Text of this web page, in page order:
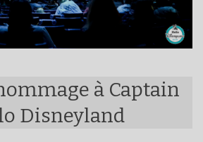
à Captain
Disneyland